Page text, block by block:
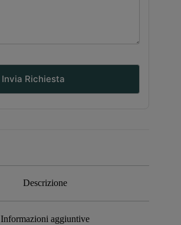
Descrizione
Informazioni aggiuntive